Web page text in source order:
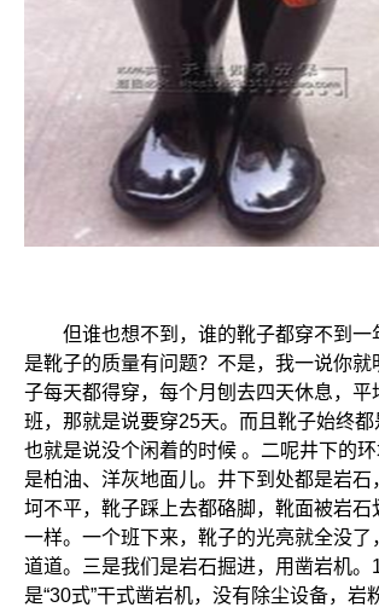
但谁也想不到，谁的靴子都穿不到一
是靴子的质量有问题？不是，我一说你就
子每天都得穿，每个月刨去四天休息，平
班，那就是说要穿25天。而且靴子始终都
也就是说没个闲着的时候 。二呢井下的
是柏油、洋灰地面儿。井下到处都是岩石
坷不平，靴子踩上去都硌脚，靴面被岩石
一样。一个班下来，靴子的光亮就全没了
道道。三是我们是岩石掘进，用凿岩机。
是“30式”干式凿岩机，没有除尘设备，岩